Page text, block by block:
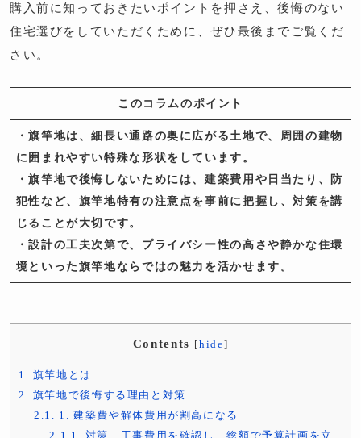
購入前に知っておきたいポイントを押さえ、後悔のない
住宅選びをしていただくために、ぜひ最後までご覧くだ
さい。
このコラムのポイント
・旗竿地は、細長い通路の奥に広がる土地で、周囲の建物
に囲まれやすい特殊な形状をしています。
・旗竿地で後悔しないためには、建築費用や日当たり、防
犯性など、旗竿地特有の注意点を事前に把握し、対策を講
じることが大切です。
・設計の工夫次第で、プライバシー性の高さや静かな住環
境といった旗竿地ならではの魅力を活かせます。
Contents [hide]
1. 旗竿地とは
2. 旗竿地で後悔する理由と対策
2.1. 1. 建築費や解体費用が割高になる